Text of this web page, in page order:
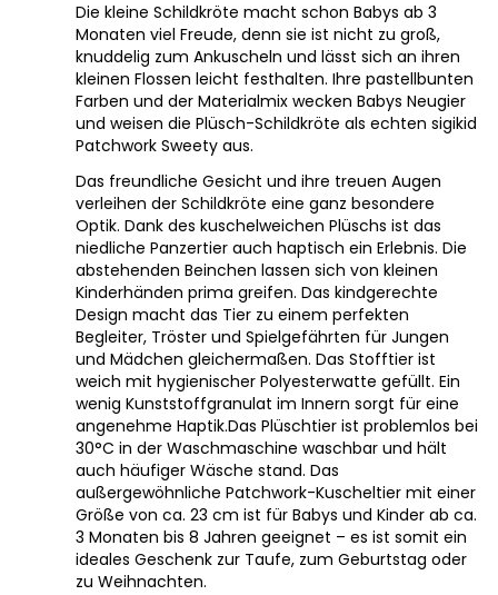
Die kleine Schildkröte macht schon Babys ab 3
Monaten viel Freude, denn sie ist nicht zu groß,
knuddelig zum Ankuscheln und lässt sich an ihren
kleinen Flossen leicht festhalten. Ihre pastellbunten
Farben und der Materialmix wecken Babys Neugier
und weisen die Plüsch-Schildkröte als echten sigikid
Patchwork Sweety aus.
Das freundliche Gesicht und ihre treuen Augen
verleihen der Schildkröte eine ganz besondere
Optik. Dank des kuschelweichen Plüschs ist das
niedliche Panzertier auch haptisch ein Erlebnis. Die
abstehenden Beinchen lassen sich von kleinen
Kinderhänden prima greifen. Das kindgerechte
Design macht das Tier zu einem perfekten
Begleiter, Tröster und Spielgefährten für Jungen
und Mädchen gleichermaßen. Das Stofftier ist
weich mit hygienischer Polyesterwatte gefüllt. Ein
wenig Kunststoffgranulat im Innern sorgt für eine
angenehme Haptik.Das Plüschtier ist problemlos bei
30°C in der Waschmaschine waschbar und hält
auch häufiger Wäsche stand. Das
außergewöhnliche Patchwork-Kuscheltier mit einer
Größe von ca. 23 cm ist für Babys und Kinder ab ca.
3 Monaten bis 8 Jahren geeignet – es ist somit ein
ideales Geschenk zur Taufe, zum Geburtstag oder
zu Weihnachten.